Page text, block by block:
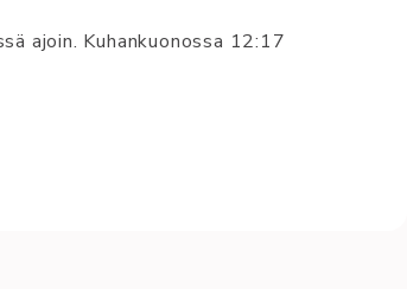
ajoin. Kuhankuonossa 12:17